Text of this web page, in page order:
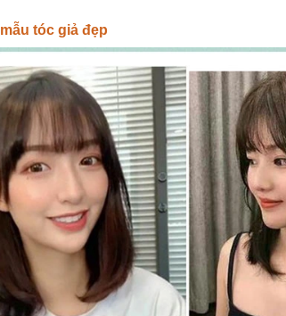
mẫu tóc giả đẹp